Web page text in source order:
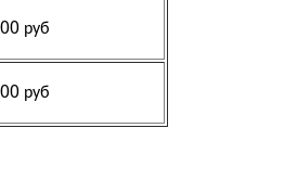
руб
руб